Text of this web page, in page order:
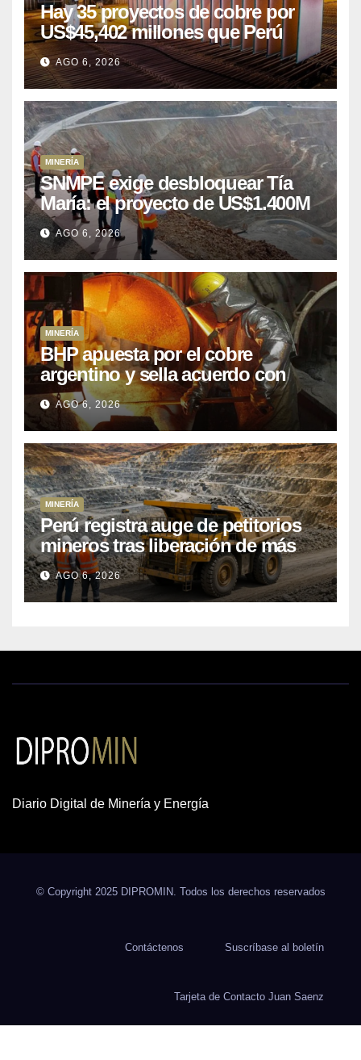
Hay 35 proyectos de cobre por
US$45,402 millones que Perú
puede aprovechar
AGO 6, 2026
MINERÍA
SNMPE exige desbloquear Tía
María: el proyecto de US$1.400M
que Perú lleva 15 años
posponiendo
AGO 6, 2026
MINERÍA
BHP apuesta por el cobre
argentino y sella acuerdo con
Kobrea para siete proyecto
AGO 6, 2026
MINERÍA
Perú registra auge de petitorios
mineros tras liberación de más
de mil concesiones para explorar
cobre y oro
AGO 6, 2026
Diario Digital de Minería y Energía
© Copyright 2025 DIPROMIN. Todos los derechos reservados
Contáctenos Suscríbase al boletín
Tarjeta de Contacto Juan Saenz